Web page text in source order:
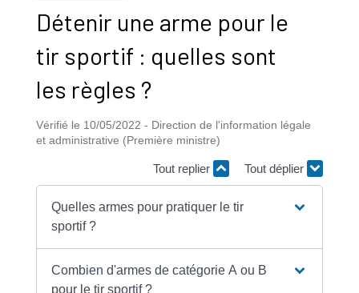
Détenir une arme pour le
tir sportif : quelles sont
les règles ?
Vérifié le 10/05/2022 - Direction de l'information légale
et administrative (Première ministre)
Tout replier Tout déplier
Quelles armes pour pratiquer le tir
sportif ?
Combien d'armes de catégorie A ou B
pour le tir sportif ?